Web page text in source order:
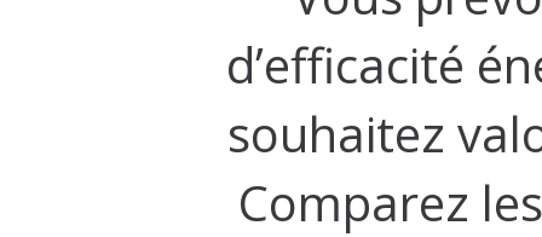
d’efficacité
souhaitez
Comparez